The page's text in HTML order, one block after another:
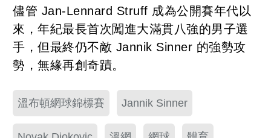
儘管 Jan-Lennard Struff 成為公開賽年代以
來，年紀最長首次闖進大滿貫八強的男子選
手，但最終仍不敵 Jannik Sinner 的強勢攻
勢，無緣再創奇蹟。
溫布頓網球錦標賽 Jannik Sinner